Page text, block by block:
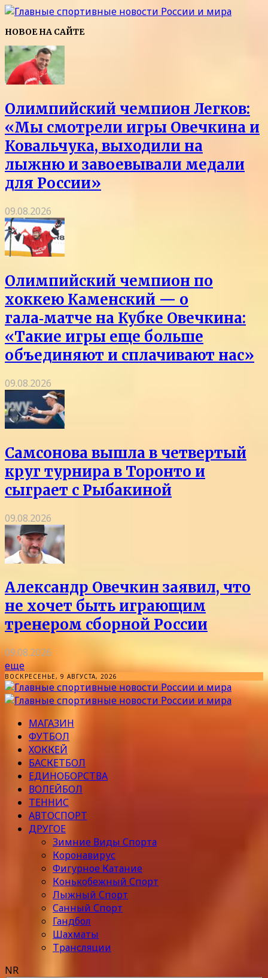
НОВОЕ НА САЙТЕ
Олимпийский чемпион Легков:
«Мы смотрели игры Овечкина и
Ковальчука, выходили на
лыжню и завоевывали медали
для России»
09.08.2026
Олимпийский чемпион по
хоккею Каменский — о
гала‑матче на Кубке Овечкина:
«Такие игры еще больше
объединяют и сплачивают нас»
09.08.2026
Самсонова вышла в четвертый
круг турнира в Торонто и
сыграет с Рыбакиной
09.08.2026
Александр Овечкин заявил, что
не хочет быть играющим
тренером сборной России
09.08.2026
еще
ВОСКРЕСЕНЬЕ, 9 АВГУСТА, 2026
МАГАЗИН
ФУТБОЛ
ХОККЕЙ
БАСКЕТБОЛ
ЕДИНОБОРСТВА
ВОЛЕЙБОЛ
ТЕННИС
АВТОСПОРТ
ДРУГОЕ
Зимние Виды Спорта
Коронавирус
Фигурное Катание
Конькобежный Спорт
Лыжный Спорт
Санный Спорт
Гандбол
Шахматы
Трансляции
NR